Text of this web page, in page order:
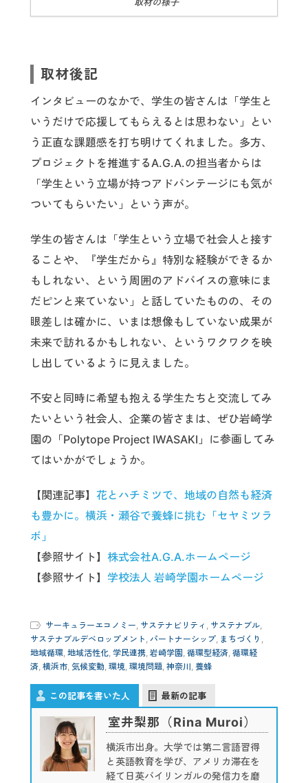
取材後記
インタビューのなかで、学生の皆さんは「学生と
いうだけで応援してもらえるとは思わない」とい
う正直な課題感を打ち明けてくれました。多方、
プロジェクトを推進するA.G.A.の担当者からは
「学生という立場が持つアドバンテージにも気が
ついてもらいたい」という声が。
学生の皆さんは「学生という立場で社会人と接す
ることや、『学生だから』特別な経験ができるか
もしれない、という周囲のアドバイスの意味にま
だピンと来ていない」と話していたものの、その
眼差しは確かに、いまは想像もしていない成果が
未来で訪れるかもしれない、というワクワクを映
し出しているように見えました。
不安と同時に希望も抱える学生たちと交流してみ
たいという社会人、企業の皆さまは、ぜひ岩崎学
園の「Polytope Project IWASAKI」に参画してみ
てはいかがでしょうか。
【関連記事】 花とハチミツで、地域の自然も経済
も豊かに。横浜・瀬谷で養蜂に挑む「セヤミツラ
ボ」
【参照サイト】 株式会社A.G.A.ホームページ
【参照サイト】 学校法人 岩崎学園ホームページ
サーキュラーエコノミー, サステナビリティ , サステナブル,
サステナブルデベロップメント , パートナーシップ, まちづくり ,
地域循環, 地域活性化, 学民連携, 岩崎学園 , 循環型経済, 循環経
済, 横浜市, 気候変動, 環境, 環境問題, 神奈川, 養蜂
この記事を書いた人 最新の記事
室井梨那（Rina Muroi）
横浜市出身。大学では第二言語習得
と英語教育を学び、アメリカ滞在を
経て日英バイリンガルの発信力を磨